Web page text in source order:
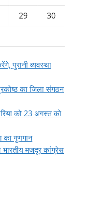
29
30
पुरानी व्यवस्था
का जिला संगठन
को 23 अगस्त को
का गुणगान
मजदूर कांग्रेस